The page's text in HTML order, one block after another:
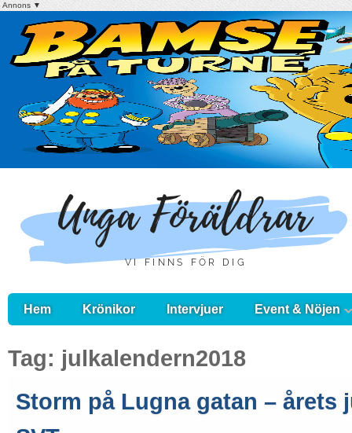
Annons ▼
Hem Krönikor Intervjuer Event & Nöjen
Tag: julkalendern2018
Storm på Lugna gatan – årets